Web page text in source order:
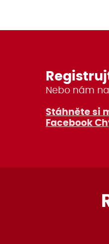
Nebo nám
Stáhněte si
Facebook